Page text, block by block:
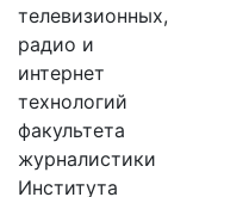
телевизионных,
радио и
интернет
технологий
факультета
журналистики
Института